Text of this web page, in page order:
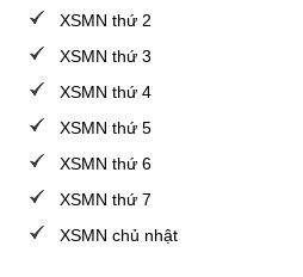
XSMN thứ 2
XSMN thứ 3
XSMN thứ 4
XSMN thứ 5
XSMN thứ 6
XSMN thứ 7
XSMN chủ nhật